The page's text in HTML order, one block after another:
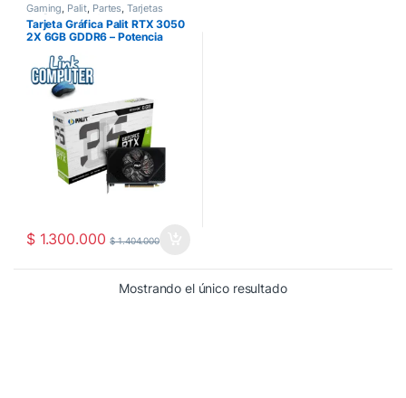
Gaming Palit Partes Tarjetas
Graficas ,Zona Gamer
Tarjeta Gráfica Palit RTX 3050
2X 6GB GDDR6 – Potencia
Profesional en Pereira
$1.300.000 $1.404.000
Mostrando el único resultado